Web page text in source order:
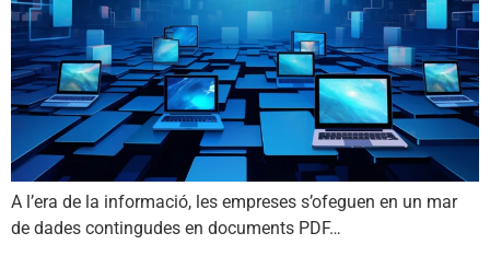
A l’era de la informació, les empreses s’ofeguen en un mar
de dades contingudes en documents PDF…